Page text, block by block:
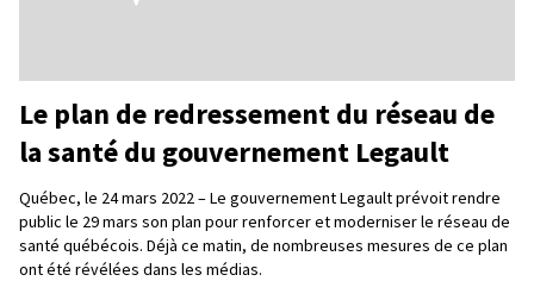
Le plan de redressement du réseau de
la santé du gouvernement Legault
Québec, le 24 mars 2022 – Le gouvernement Legault prévoit rendre
public le 29 mars son plan pour renforcer et moderniser le réseau de
santé québécois. Déjà ce matin, de nombreuses mesures de ce plan
ont été révélées dans les médias.